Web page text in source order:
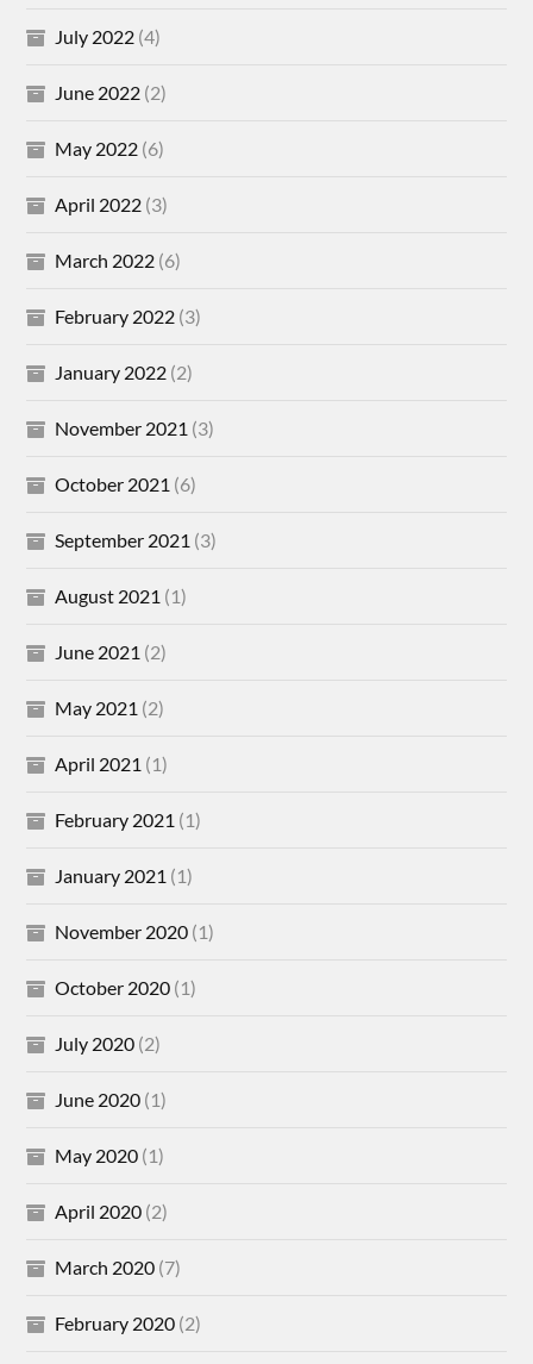
July 2022 (4)
June 2022 (2)
May 2022 (6)
April 2022 (3)
March 2022 (6)
February 2022 (3)
January 2022 (2)
November 2021 (3)
October 2021 (6)
September 2021 (3)
August 2021 (1)
June 2021 (2)
May 2021 (2)
April 2021 (1)
February 2021 (1)
January 2021 (1)
November 2020 (1)
October 2020 (1)
July 2020 (2)
June 2020 (1)
May 2020 (1)
April 2020 (2)
March 2020 (7)
February 2020 (2)